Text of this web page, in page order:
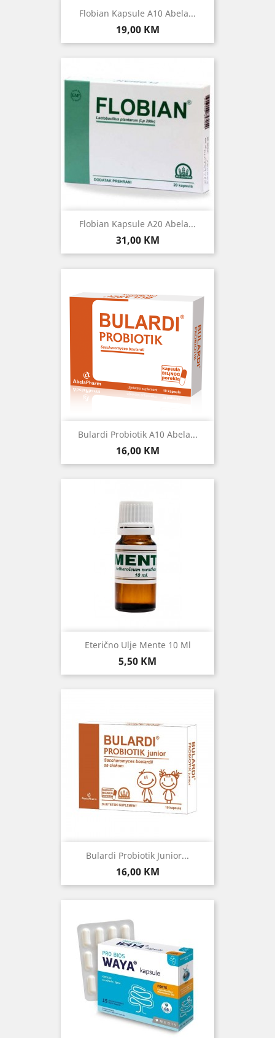
Flobian Kapsule A10 Abela...
Cijena
19,00 KM
Flobian Kapsule A20 Abela...
Cijena
31,00 KM
Bulardi Probiotik A10 Abela...
Cijena
16,00 KM
Eterično Ulje Mente 10 Ml
Cijena
5,50 KM
Bulardi Probiotik Junior...
Cijena
16,00 KM